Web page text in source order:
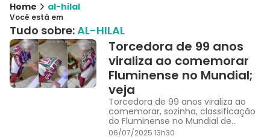
Home al-hilal
Você está em
Tudo sobre:AL-HILAL
Torcedora de 99 anos
viraliza ao comemorar
Fluminense no Mundial;
veja
Torcedora de 99 anos viraliza ao
comemorar, sozinha, classificação
do Fluminense no Mundial de
Clubes
06/07/2025 13h30